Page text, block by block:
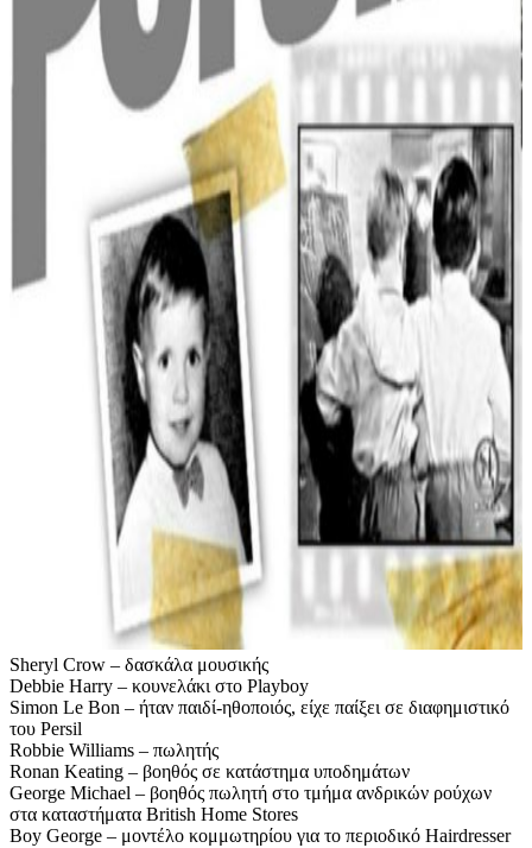
Sheryl Crow – δασκάλα μουσικής
Debbie Harry – κουνελάκι στο Playboy
Simon Le Bon – ήταν παιδί-ηθοποιός, είχε παίξει σε διαφημιστικό
του Persil
Robbie Williams – πωλητής
Ronan Keating – βοηθός σε κατάστημα υποδημάτων
George Michael – βοηθός πωλητή στο τμήμα ανδρικών ρούχων
στα καταστήματα British Home Stores
Boy George – μοντέλο κομμωτηρίου για το περιοδικό Hairdresser